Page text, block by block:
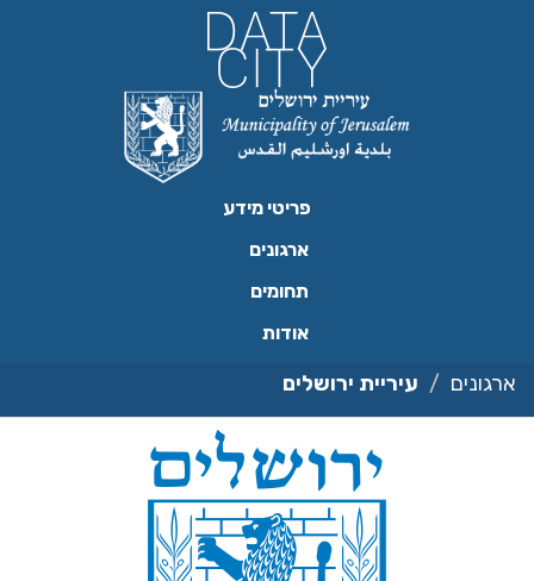
פריטי מידע
ארגונים
תחומים
אודות
ארגונים עיריית ירושלים